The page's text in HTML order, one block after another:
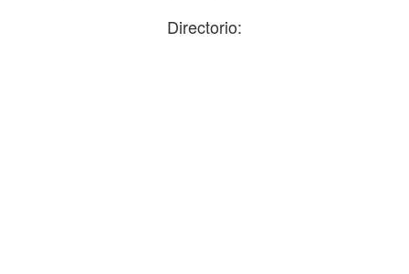
Directorio: